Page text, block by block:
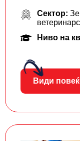
Сектор:
Ниво на
Види